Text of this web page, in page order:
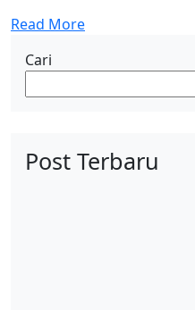
Read More
Cari
Post Terbaru